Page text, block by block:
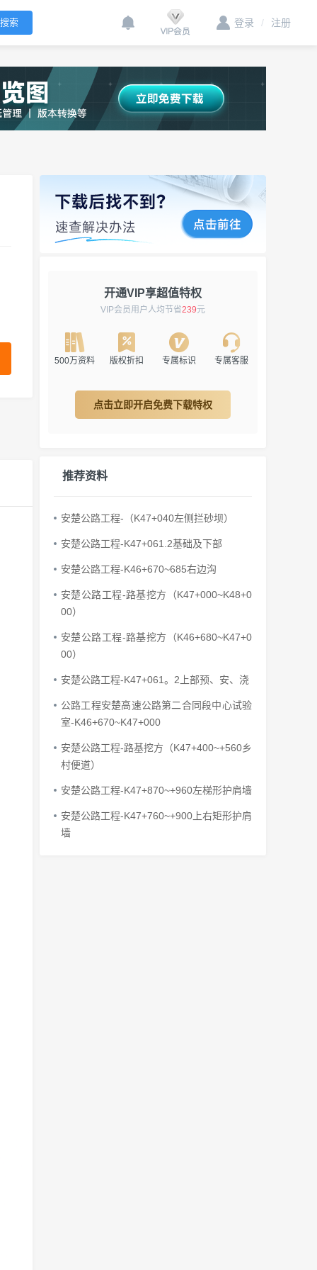
登录 / 注册
开通VIP享超值特权
VIP会员用户人均节省239元
500万资料 版权折扣 专属标识 专属客服
点击立即开启免费下载特权
推荐资料
安楚公路工程-（K47+040左侧拦砂坝）
安楚公路工程-K47+061.2基础及下部
安楚公路工程-K46+670~685右边沟
安楚公路工程-路基挖方（K47+000~K48+0
00）
安楚公路工程-路基挖方（K46+680~K47+0
00）
安楚公路工程-K47+061。2上部预、安、浇
公路工程安楚高速公路第二合同段中心试验
室-K46+670~K47+000
安楚公路工程-路基挖方（K47+400~+560乡
村便道）
安楚公路工程-K47+870~+960左梯形护肩墙
安楚公路工程-K47+760~+900上右矩形护肩
墙